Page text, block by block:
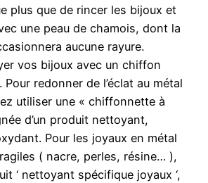
plus que de rincer les bijoux et
une peau de chamois, dont la
aucune rayure.
vos bijoux avec un chiffon
redonner de l’éclat au métal
utiliser une « chiffonnette à
d’un produit nettoyant,
Pour les joyaux en métal
( nacre, perles, résine… ),
‘ nettoyant spécifique joyaux ‘,